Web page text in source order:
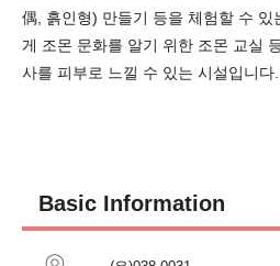
偶, 흙인형) 만들기 등을 체험할 수
게 조몬 문화를 알기 위한 조몬 교실
사를 피부로 느낄 수 있는 시설입니다.
Basic Information